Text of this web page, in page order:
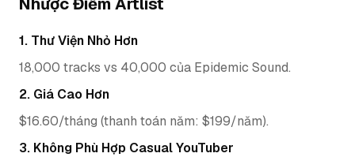
1. Thư Viện Nhỏ Hơn
18,000 tracks vs 40,000 của Epidemic Sound.
2. Giá Cao Hơn
$16.60/tháng (thanh toán năm: $199/năm).
3. Không Phù Hợp Casual YouTuber